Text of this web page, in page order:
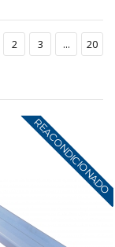
2 3 ... 20
REACONDICIONADO